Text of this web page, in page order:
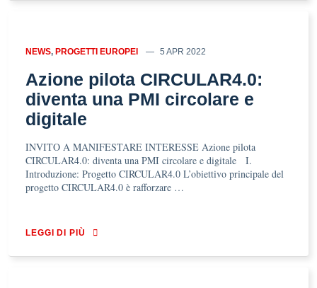
NEWS, PROGETTI EUROPEI 5 APR 2022
Azione pilota CIRCULAR4.0:
diventa una PMI circolare e
digitale
INVITO A MANIFESTARE INTERESSE Azione pilota
CIRCULAR4.0: diventa una PMI circolare e digitale I.
Introduzione: Progetto CIRCULAR4.0 L’obiettivo principale del
progetto CIRCULAR4.0 è rafforzare …
LEGGI DI PIÙ